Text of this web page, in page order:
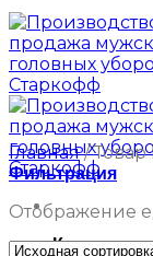
Каталог
Главная /Товар
Фильтрация
Отображение